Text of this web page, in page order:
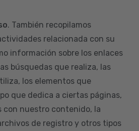
. También recopilamos
relacionada con su
información sobre los enlaces
búsquedas que realiza, las
los elementos que
que dedica a ciertas páginas,
con nuestro contenido, la
de registro y otros tipos